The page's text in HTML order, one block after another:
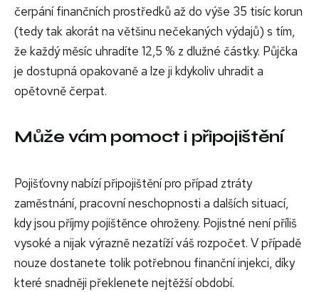
čerpání finančních prostředků až do výše 35 tisíc korun
(tedy tak akorát na většinu nečekaných výdajů) s tím,
že každý měsíc uhradíte 12,5 % z dlužné částky. Půjčka
je dostupná opakovaně a lze ji kdykoliv uhradit a
opětovně čerpat.
Může vám pomoct i připojištění
Pojišťovny nabízí připojištění pro případ ztráty
zaměstnání, pracovní neschopnosti a dalších situací,
kdy jsou příjmy pojištěnce ohroženy. Pojistné není příliš
vysoké a nijak výrazně nezatíží váš rozpočet. V případě
nouze dostanete tolik potřebnou finanční injekci, díky
které snadněji překlenete nejtěžší období.